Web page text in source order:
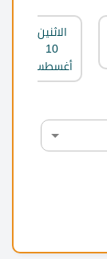
الاثنين
10
أغسطس